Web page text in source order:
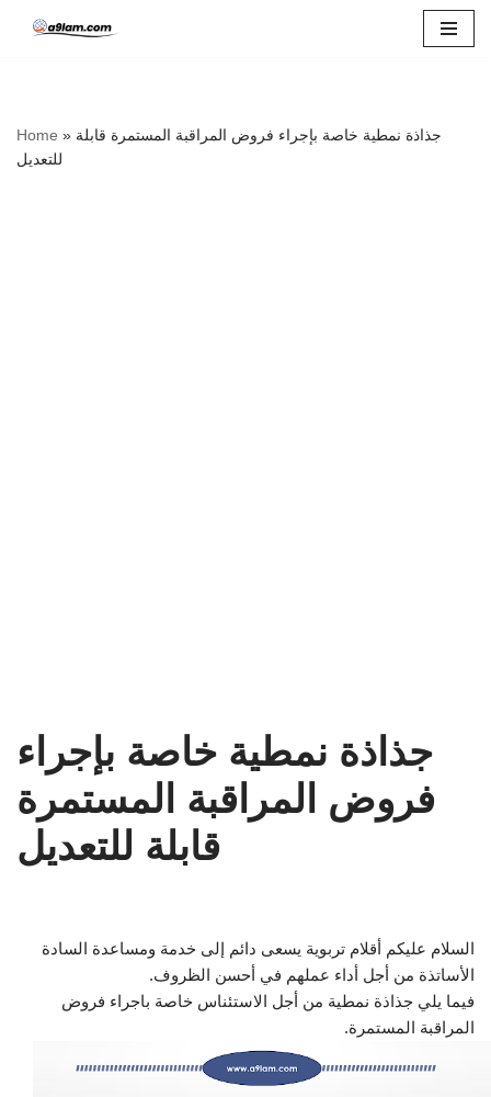
Home » جذاذة نمطية خاصة بإجراء فروض المراقبة المستمرة قابلة
للتعديل
جذاذة نمطية خاصة بإجراء
فروض المراقبة المستمرة
قابلة للتعديل
السلام عليكم أقلام تربوية يسعى دائم إلى خدمة ومساعدة السادة
الأساتذة من أجل أداء عملهم في أحسن الظروف.
فيما يلي جذاذة نمطية من أجل الاستئناس خاصة باجراء فروض
المراقبة المستمرة.